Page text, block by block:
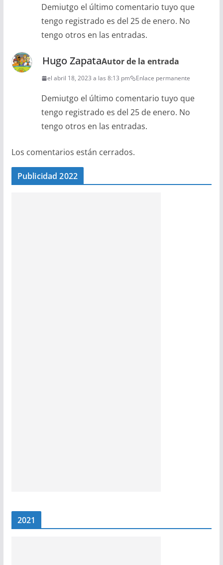
Demiutgo el último comentario tuyo que
tengo registrado es del 25 de enero. No
tengo otros en las entradas.
Hugo ZapataAutor de la entrada
el abril 18, 2023 a las 8:13 pm Enlace permanente
Demiutgo el último comentario tuyo que
tengo registrado es del 25 de enero. No
tengo otros en las entradas.
Los comentarios están cerrados.
Publicidad 2022
2021